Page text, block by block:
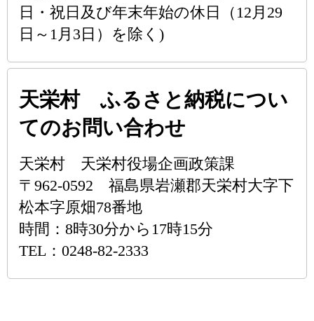
日・祝日及び年末年始の休日（12月29
日～1月3日）を除く)
天栄村 ふるさと納税につい
てのお問い合わせ
天栄村 天栄村役場企画政策課
〒962-0592 福島県岩瀬郡天栄村大字下
松本字原畑78番地
時間：8時30分から17時15分
TEL：0248-82-2333